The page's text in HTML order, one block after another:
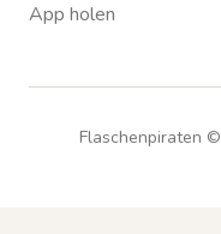
App holen
Flaschenpiraten ©